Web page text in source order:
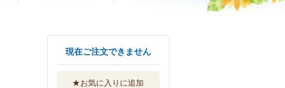
現在ご注文できません
★お気に入りに追加